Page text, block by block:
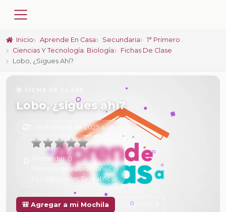
Inicio Aprende En Casa Secundaria
1° Primero
Ciencias Y Tecnología. Biología
Fichas De Clase
Lobo, ¿sigues Ahí?
Lobo, ¿sigues ahí?
6 de Febrero de 2025 a las 16:53
Promedio:0
Número de valoraciones:0
Tu calificación:Sin calificar
🎒 Agregar a mi Mochila Siguiente